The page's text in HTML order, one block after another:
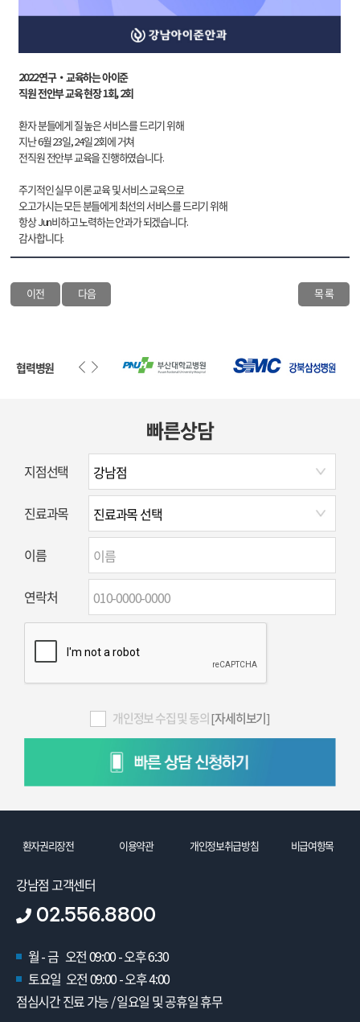
2022 연구·교육하는 아이준
직원 전안부 교육 현장 1회, 2회
환자 분들에게 질 높은 서비스를 드리기 위해
지난 6월 23일, 24일 2회에 거쳐
전직원 전안부 교육을 진행하였습니다.
주기적인 실무 이론 교육 및 서비스 교육으로
오고가시는 모든 분들에게 최선의 서비스를 드리기 위해
항상 Jun비하고 노력하는 안과가 되겠습니다.
감사합니다.
이전 다음 목 록
협력병원
빠른상담
지점선택
진료과목
이름
연락처
개인정보 수집 및 동의[자세히보기]
환자권리장전 이용약관 개인정보취급방침 비급여항목
강남점 고객센터
02.556.8800
월 - 금 오전 09:00 - 오후 6:30
토요일 오전 09:00 - 오후 4:00
점심시간 진료 가능 / 일요일 및 공휴일 휴무